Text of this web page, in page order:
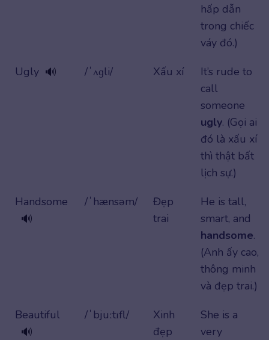
hấp dẫn
trong chiếc
váy đó.)
Ugly 🔊 /ˈʌɡli/ Xấu xí
It’s rude to
call
someone
ugly. (Gọi ai
đó là xấu xí
thì thật bất
lịch sự.)
Handsome
🔊
/ˈhænsəm/
Đẹp
trai
He is tall,
smart, and
handsome.
(Anh ấy cao,
thông minh
và đẹp trai.)
Beautiful
🔊
/ˈbjuːtɪfl/
Xinh
đẹp
She is a
very